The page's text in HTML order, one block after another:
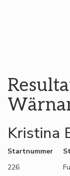
Kristina
Startnummer
226